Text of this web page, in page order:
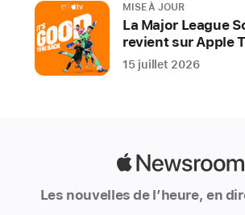
série
Creator
Conversation
Apple
décerner
titre
MISE À JOUR
La Major League
revient sur Apple
15 juillet 2026
Les nouvelles de l’heure, en